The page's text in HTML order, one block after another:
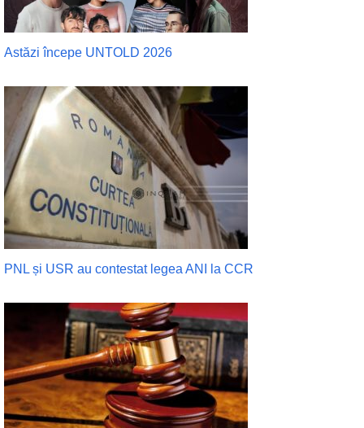
Astăzi începe UNTOLD 2026
PNL și USR au contestat legea ANI la CCR